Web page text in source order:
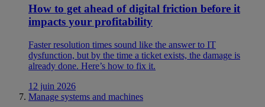
How to get ahead of digital friction before it
impacts your profitability
Faster resolution times sound like the answer to IT
dysfunction, but by the time a ticket exists, the damage is
already done. Here’s how to fix it.
12 juin 2026
Manage systems and machines